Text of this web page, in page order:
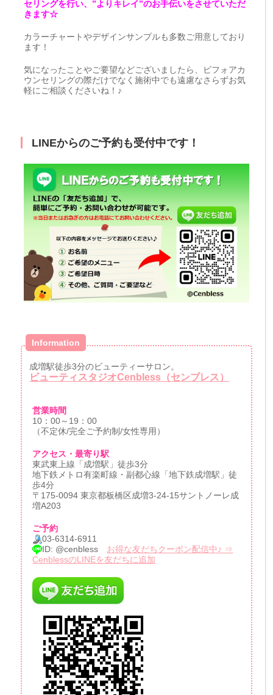
セリングを行い、”よりキレイ”のお手伝いをさせていただ
きます☆
カラーチャートやデザインサンプルも多数ご用意しており
ます！
気になったことやご要望などございましたら、ビフォアカ
ウンセリングの際だけでなく施術中でも遠慮なさらずお気
軽にご相談くださいね！♪
LINEからのご予約も受付中です！
Information
成増駅徒歩3分のビューティーサロン。
ビューティスタジオCenbless（センブレス）
営業時間
10：00～19：00
（不定休/完全ご予約制/女性専用）
アクセス・最寄り駅
東武東上線「成増駅」徒歩3分
地下鉄メトロ有楽町線・副都心線「地下鉄成増駅」徒
歩4分
〒175-0094 東京都板橋区成増3-24-15サントノーレ成
増A203
ご予約
03-6314-6911
ID: @cenbless お得な友だちクーポン配信中♪ ⇒
CenblessのLINEを友だちに追加